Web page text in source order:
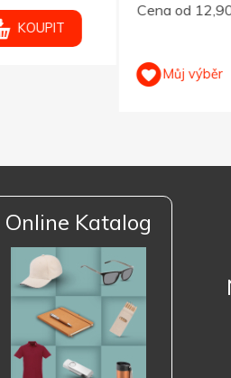
KOUPIT
Cena od 12,90
Můj výběr
Online Katalog